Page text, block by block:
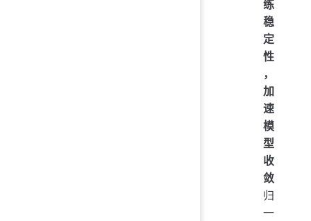
练
稳
定
性
，
加
速
模
型
收
敛
归
一